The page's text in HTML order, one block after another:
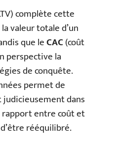
complète cette
valeur totale d’un
que leCAC(coût
perspective la
de conquête.
permet de
judicieusement dans
rapport entre coût et
rééquilibré.